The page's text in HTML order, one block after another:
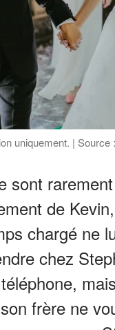
uniquement. | Source
sont
de
chargé ne
chez
frère ne